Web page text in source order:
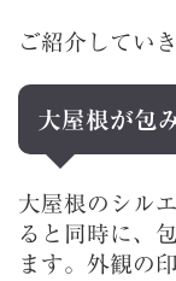
ご紹介してい
大屋根が包
大屋根のシル
ると同時に、
ます。外観の